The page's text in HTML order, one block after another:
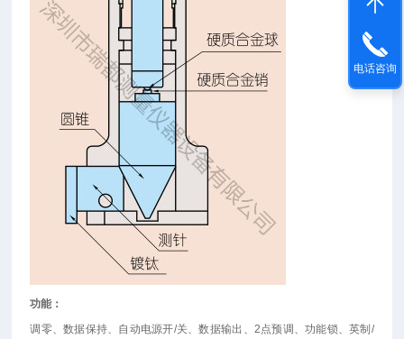
功能：
调零、数据保持、自动电源开/关、数据输出、 2点预调、功能锁、英制 /
电话咨询